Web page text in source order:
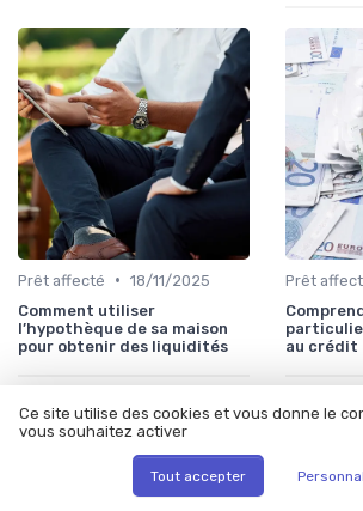
Prêt affecté • 18/11/2025
Comment utiliser
l’hypothèque de sa maison
pour obtenir des liquidités
Prêt
au
Ce site utilise des cookies et vous donne le
vous souhaitez activer
Tout accepter